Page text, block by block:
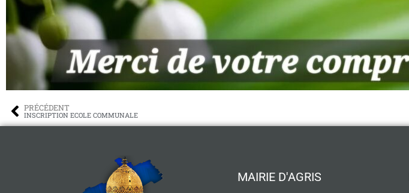
PRÉCÉDENT
INSCRIPTION ECOLE COMMUNALE
MAIRIE D'AGRIS